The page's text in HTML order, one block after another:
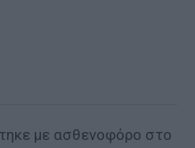
με ασθενοφόρο στο